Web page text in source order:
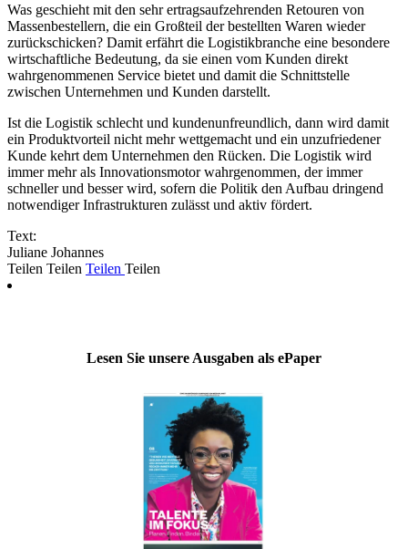
Was geschieht mit den sehr ertragsaufzehrenden Retouren von
Massenbestellern, die ein Großteil der bestellten Waren wieder
zurückschicken? Damit erfährt die Logistikbranche eine besondere
wirtschaftliche Bedeutung, da sie einen vom Kunden direkt
wahrgenommenen Service bietet und damit die Schnittstelle
zwischen Unternehmen und Kunden darstellt.
Ist die Logistik schlecht und kundenunfreundlich, dann wird damit
ein Produktvorteil nicht mehr wettgemacht und ein unzufriedener
Kunde kehrt dem Unternehmen den Rücken. Die Logistik wird
immer mehr als Innovationsmotor wahrgenommen, der immer
schneller und besser wird, sofern die Politik den Aufbau dringend
notwendiger Infrastrukturen zulässt und aktiv fördert.
Text:
Juliane Johannes
Teilen Teilen Teilen Teilen
Lesen Sie unsere Ausgaben als ePaper